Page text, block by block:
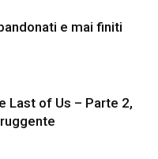
e mai finiti
Last of Us – Parte 2,